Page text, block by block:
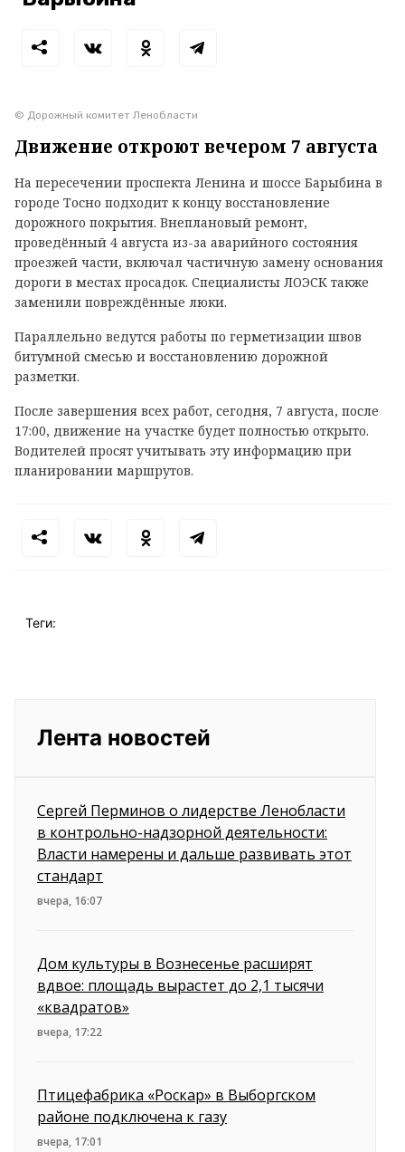
© Дорожный комитет Ленобласти
Движение откроют вечером 7 августа
На пересечении проспекта Ленина и шоссе Барыбина в
городе Тосно подходит к концу восстановление
дорожного покрытия. Внеплановый ремонт,
проведённый 4 августа из-за аварийного состояния
проезжей части, включал частичную замену основания
дороги в местах просадок. Специалисты ЛОЭСК также
заменили повреждённые люки.
Параллельно ведутся работы по герметизации швов
битумной смесью и восстановлению дорожной
разметки.
После завершения всех работ, сегодня, 7 августа, после
17:00, движение на участке будет полностью открыто.
Водителей просят учитывать эту информацию при
планировании маршрутов.
Теги:
Лента новостей
Сергей Перминов о лидерстве Ленобласти
в контрольно-надзорной деятельности:
Власти намерены и дальше развивать этот
стандарт
вчера, 16:07
Дом культуры в Вознесенье расширят
вдвое: площадь вырастет до 2,1 тысячи
«квадратов»
вчера, 17:22
Птицефабрика «Роскар» в Выборгском
районе подключена к газу
вчера, 17:01